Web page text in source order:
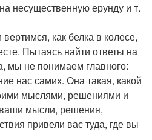
несущественную ерунду и т.
как белка в колесе,
Пытаясь найти ответы на
мы не понимаем главного:
нас самих. Она такая, какой
мыслями, решениями и
мысли, решения,
привели вас туда, где вы